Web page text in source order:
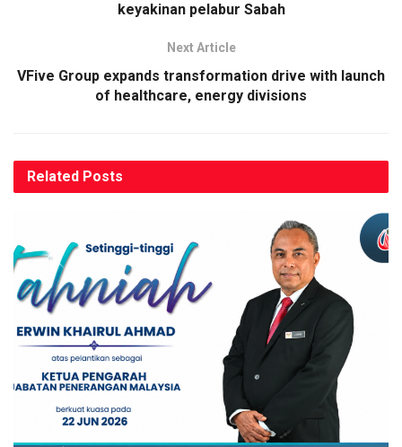
keyakinan pelabur Sabah
Next Article
VFive Group expands transformation drive with launch
of healthcare, energy divisions
Related Posts